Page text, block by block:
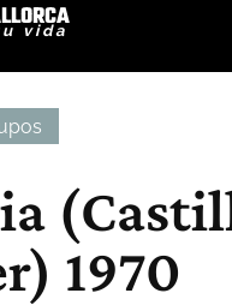
vida
1970